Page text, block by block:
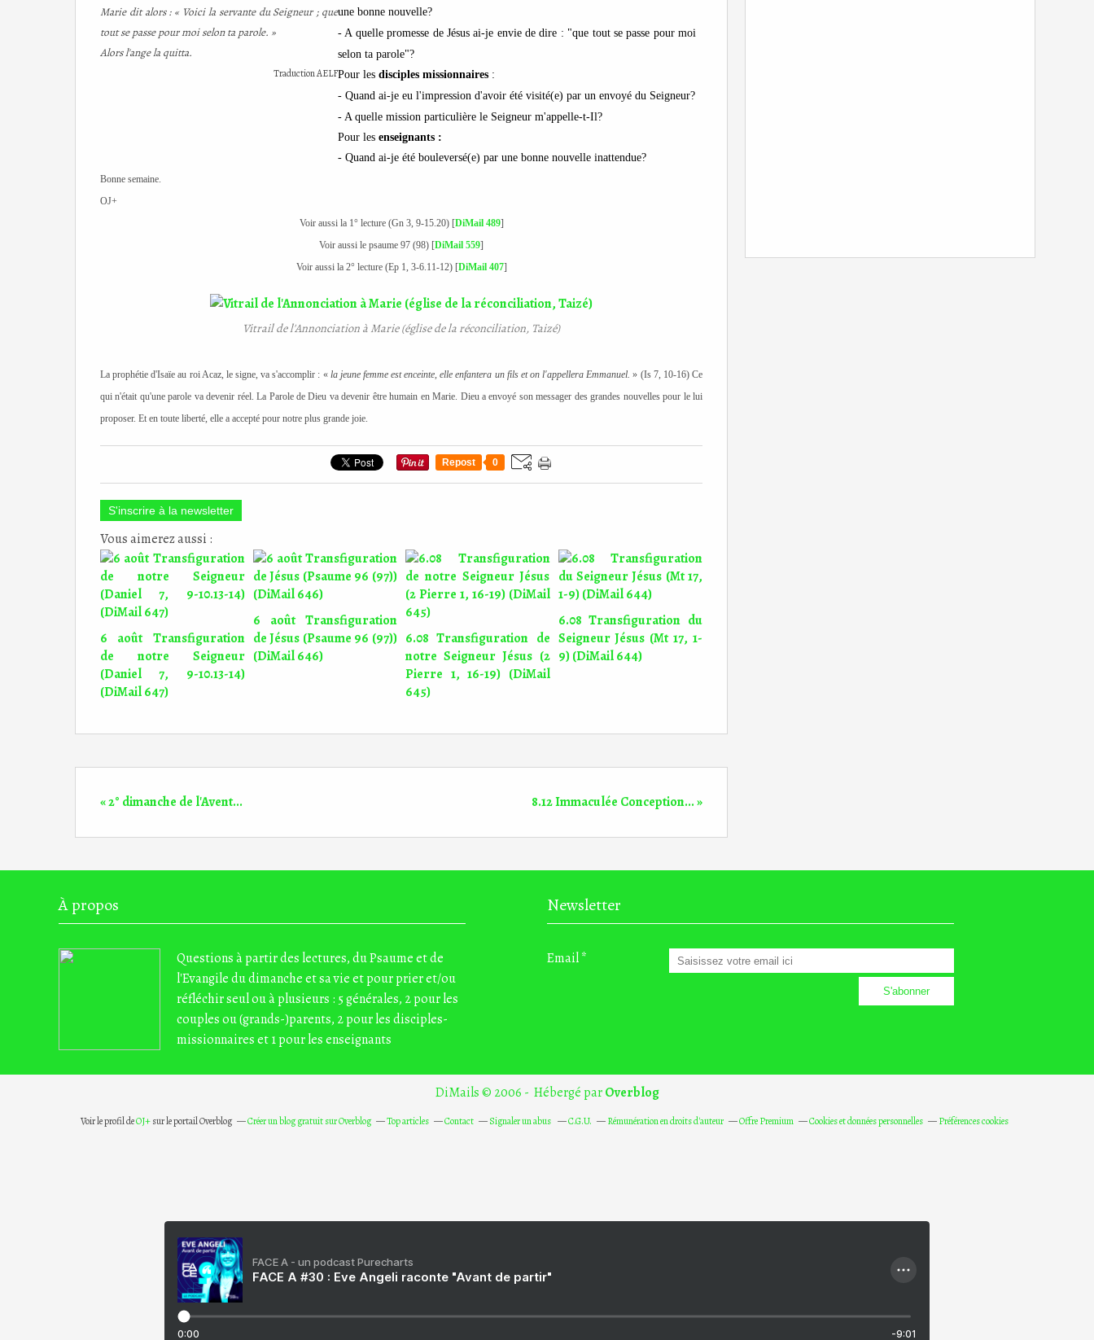
Marie dit alors : « Voici la servante du Seigneur ; que
tout se passe pour moi selon ta parole. »
Alors l'ange la quitta.
Traduction AELF
une bonne nouvelle?
- A quelle promesse de Jésus ai-je envie de dire : "que tout se passe pour moi
selon ta parole"?
Pour les disciples missionnaires :
- Quand ai-je eu l'impression d'avoir été visité(e) par un envoyé du Seigneur?
- A quelle mission particulière le Seigneur m'appelle-t-Il?
Pour les enseignants :
- Quand ai-je été bouleversé(e) par une bonne nouvelle inattendue?
Bonne semaine.
OJ+
Voir aussi la 1° lecture (Gn 3, 9-15.20) [DiMail 489]
Voir aussi le psaume 97 (98) [DiMail 559]
Voir aussi la 2° lecture (Ep 1, 3-6.11-12) [DiMail 407]
Vitrail de l'Annonciation à Marie (église de la réconciliation, Taizé)
La prophétie d'Isaïe au roi Acaz, le signe, va s'accomplir : « la jeune femme est enceinte, elle enfantera un fils et on l'appellera Emmanuel. » (Is 7, 10-16) Ce
qui n'était qu'une parole va devenir réel. La Parole de Dieu va devenir être humain en Marie. Dieu a envoyé son messager des grandes nouvelles pour le lui
proposer. Et en toute liberté, elle a accepté pour notre plus grande joie.
Repost 0
S'inscrire à la newsletter
Vous aimerez aussi :
6 août Transfiguration
de notre Seigneur
(Daniel 7, 9-10.13-14)
(DiMail 647)
6 août Transfiguration
de Jésus (Psaume 96 (97))
(DiMail 646)
6.08 Transfiguration de
notre Seigneur Jésus (2
Pierre 1, 16-19) (DiMail
645)
6.08 Transfiguration du
Seigneur Jésus (Mt 17, 1-
9) (DiMail 644)
« 2° dimanche de l'Avent... 8.12 Immaculée Conception... »
À propos
Questions à partir des lectures, du Psaume et de
l'Evangile du dimanche et sa vie et pour prier et/ou
réfléchir seul ou à plusieurs : 5 générales, 2 pour les
couples ou (grands-)parents, 2 pour les disciples-
missionnaires et 1 pour les enseignants
Newsletter
Email
DiMails © 2006 - Hébergé parOverblog
Voir le profil deOJ+sur le portail Overblog Créer un blog gratuit sur Overblog Top articles Contact Signaler un abus C.G.U. Rémunération en droits d'auteur Offre Premium Cookies et données personnelles Préférences cookies
FACE A - un podcast Purecharts
FACE A #30 : Eve Angeli raconte "Avant de partir"
0:00 -9:01